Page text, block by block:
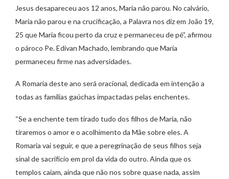
Jesus desapareceu aos 12 anos, Maria não parou. No calvário,
Maria não parou e na crucificação, a Palavra nos diz em João 19,
25 que Maria ficou perto da cruz e permaneceu de pé”, afirmou
o pároco Pe. Edivan Machado, lembrando que Maria
permaneceu firme nas adversidades.
A Romaria deste ano será oracional, dedicada em intenção a
todas as famílias gaúchas impactadas pelas enchentes.
“Se a enchente tem tirado tudo dos filhos de Maria, não
tiraremos o amor e o acolhimento da Mãe sobre eles. A
Romaria vai seguir, e que a peregrinação de seus filhos seja
sinal de sacrifício em prol da vida do outro. Ainda que os
templos caiam, ainda que não nos sobre quase nada, assim